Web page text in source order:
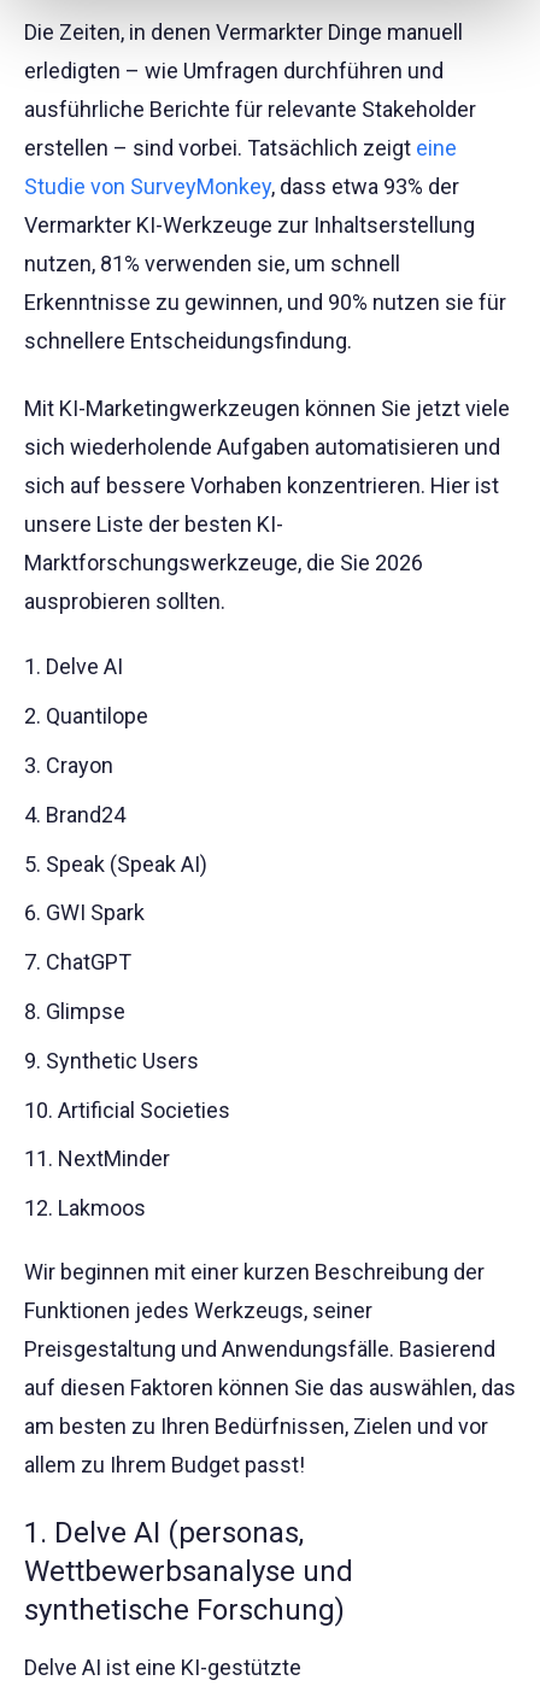
Die Zeiten, in denen Vermarkter Dinge manuell
erledigten – wie Umfragen durchführen und
ausführliche Berichte für relevante Stakeholder
erstellen – sind vorbei. Tatsächlich zeigt eine
Studie von SurveyMonkey, dass etwa 93% der
Vermarkter KI-Werkzeuge zur Inhaltserstellung
nutzen, 81% verwenden sie, um schnell
Erkenntnisse zu gewinnen, und 90% nutzen sie für
schnellere Entscheidungsfindung.
Mit KI-Marketingwerkzeugen können Sie jetzt viele
sich wiederholende Aufgaben automatisieren und
sich auf bessere Vorhaben konzentrieren. Hier ist
unsere Liste der besten KI-
Marktforschungswerkzeuge, die Sie 2026
ausprobieren sollten.
Delve AI
Quantilope
Crayon
Brand24
Speak (Speak AI)
GWI Spark
ChatGPT
Glimpse
Synthetic Users
Artificial Societies
NextMinder
Lakmoos
Wir beginnen mit einer kurzen Beschreibung der
Funktionen jedes Werkzeugs, seiner
Preisgestaltung und Anwendungsfälle. Basierend
auf diesen Faktoren können Sie das auswählen, das
am besten zu Ihren Bedürfnissen, Zielen und vor
allem zu Ihrem Budget passt!
1. Delve AI (personas,
Wettbewerbsanalyse und
synthetische Forschung)
Delve AI ist eine KI-gestützte